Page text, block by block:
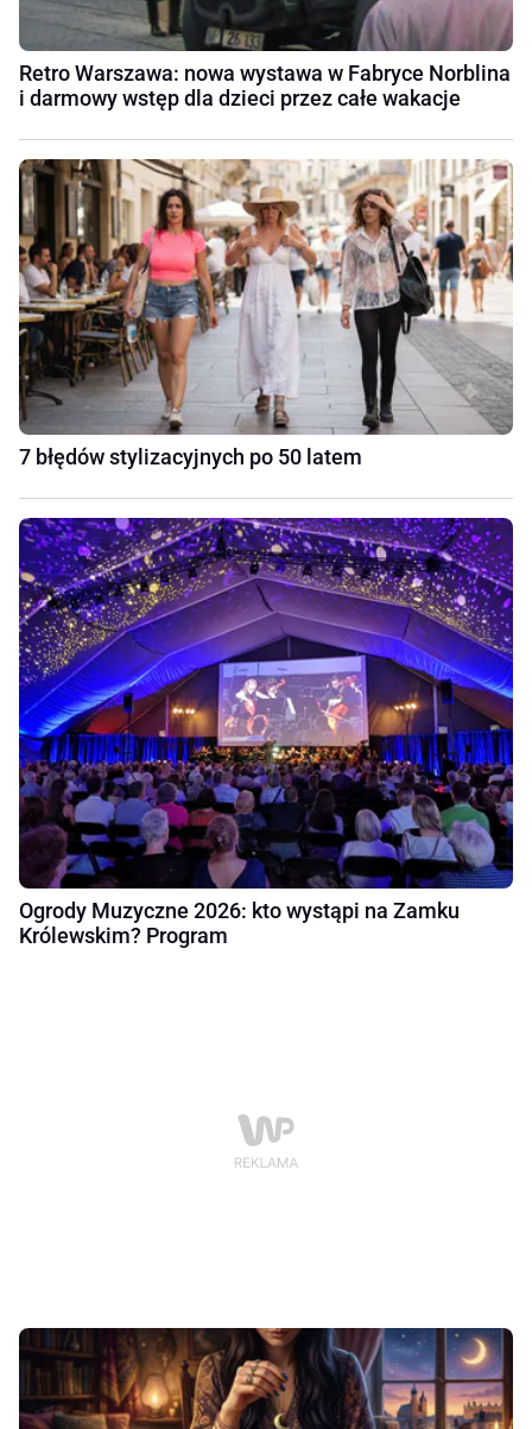
Retro Warszawa: nowa wystawa w Fabryce Norblina
i darmowy wstęp dla dzieci przez całe wakacje
7 błędów stylizacyjnych po 50 latem
Ogrody Muzyczne 2026: kto wystąpi na Zamku
Królewskim? Program